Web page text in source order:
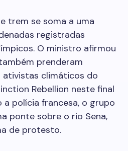
trem se soma a uma
registradas
O ministro afirmou
prenderam
climáticos do
Rebellion neste final
a polícia francesa, o grupo
ponte sobre o rio Sena,
de protesto.